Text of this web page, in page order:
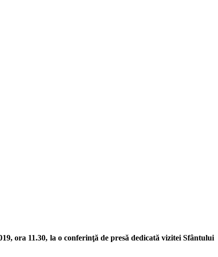
ora 11.30, la o conferinţă de presă dedicată vizitei Sfântului